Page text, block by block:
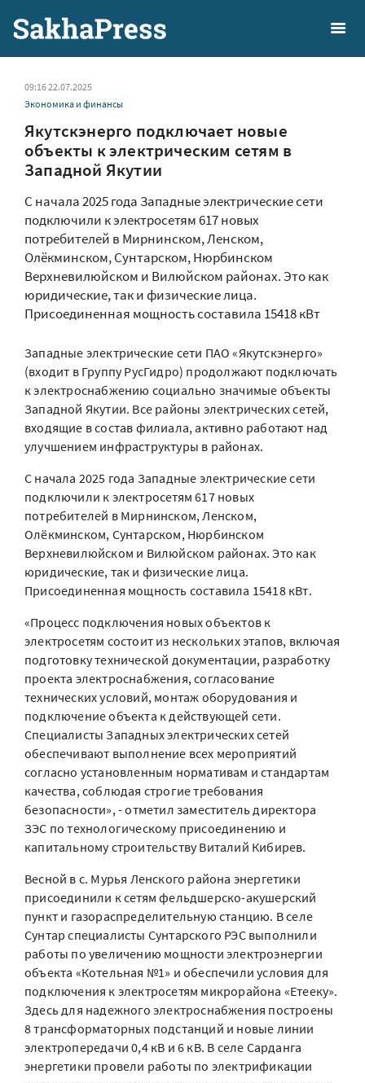
09:16 22.07.2025
Экономика и финансы
Якутскэнерго подключает новые
объекты к электрическим сетям в
Западной Якутии
С начала 2025 года Западные электрические сети
подключили к электросетям 617 новых
потребителей в Мирнинском, Ленском,
Олёкминском, Сунтарском, Нюрбинском
Верхневилюйском и Вилюйском районах. Это как
юридические, так и физические лица.
Присоединенная мощность составила 15418 кВт
Западные электрические сети ПАО «Якутскэнерго»
(входит в Группу РусГидро) продолжают подключать
к электроснабжению социально значимые объекты
Западной Якутии. Все районы электрических сетей,
входящие в состав филиала, активно работают над
улучшением инфраструктуры в районах.
С начала 2025 года Западные электрические сети
подключили к электросетям 617 новых
потребителей в Мирнинском, Ленском,
Олёкминском, Сунтарском, Нюрбинском
Верхневилюйском и Вилюйском районах. Это как
юридические, так и физические лица.
Присоединенная мощность составила 15418 кВт.
«Процесс подключения новых объектов к
электросетям состоит из нескольких этапов, включая
подготовку технической документации, разработку
проекта электроснабжения, согласование
технических условий, монтаж оборудования и
подключение объекта к действующей сети.
Специалисты Западных электрических сетей
обеспечивают выполнение всех мероприятий
согласно установленным нормативам и стандартам
качества, соблюдая строгие требования
безопасности», - отметил заместитель директора
ЗЭС по технологическому присоединению и
капитальному строительству Виталий Кибирев.
Весной в с. Мурья Ленского района энергетики
присоединили к сетям фельдшерско-акушерский
пункт и газораспределительную станцию. В селе
Сунтар специалисты Сунтарского РЭС выполнили
работы по увеличению мощности электроэнергии
объекта «Котельная №1» и обеспечили условия для
подключения к электросетям микрорайона «Етееку».
Здесь для надежного электроснабжения построены
8 трансформаторных подстанций и новые линии
электропередачи 0,4 кВ и 6 кВ. В селе Сарданга
энергетики провели работы по электрификации